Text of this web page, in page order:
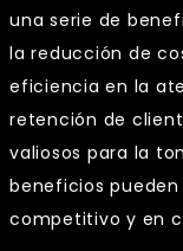
una serie de
la reducción de
eficiencia en la
retención de
valiosos para la
beneficios
competitivo y en